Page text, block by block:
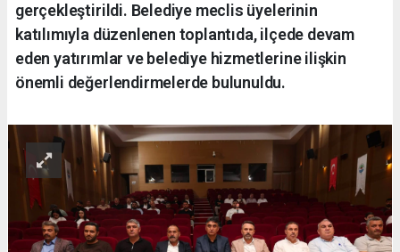
gerçekleştirildi. Belediye meclis üyelerinin
katılımıyla düzenlenen toplantıda, ilçede devam
eden yatırımlar ve belediye hizmetlerine ilişkin
önemli değerlendirmelerde bulunuldu.